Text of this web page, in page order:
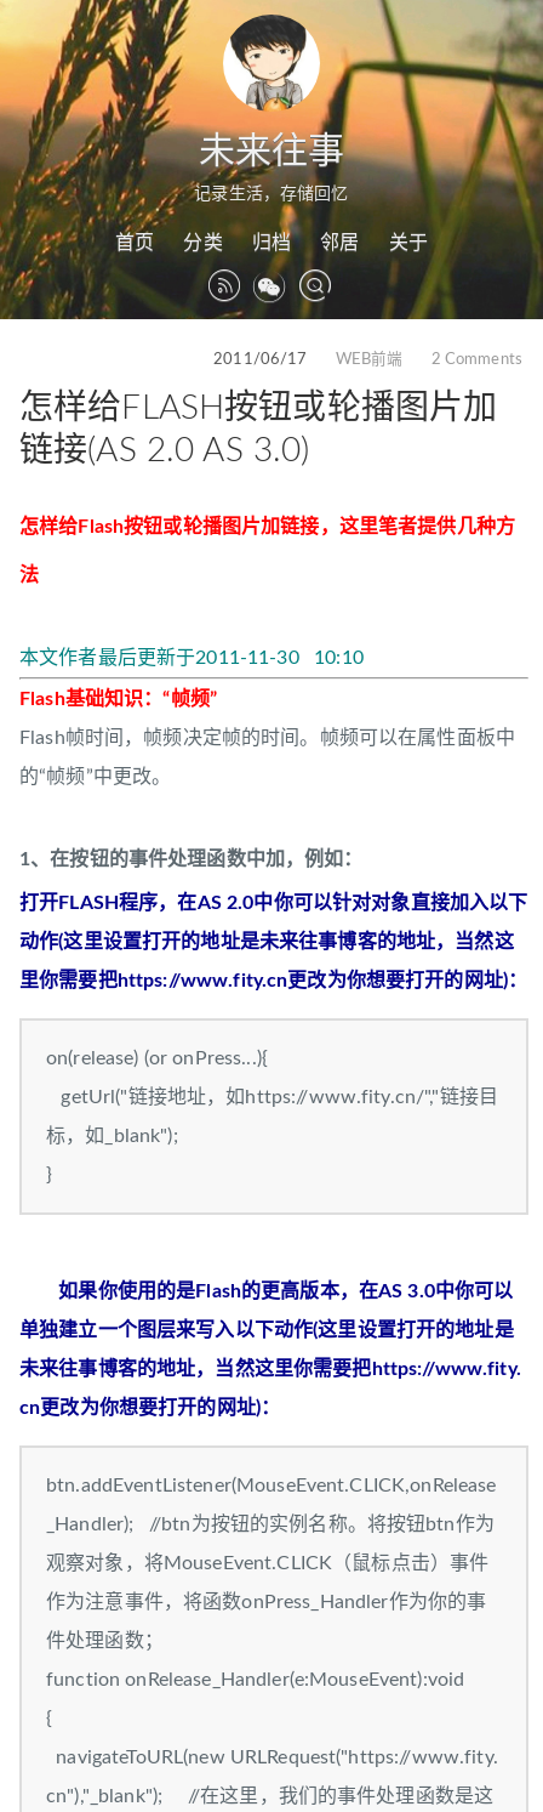
未来往事
记录生活，存储回忆
首页 分类 归档 邻居 关于
2011/06/17 WEB前端 2 Comments
怎样给FLASH按钮或轮播图片加
链接(AS 2.0 AS 3.0)
怎样给Flash按钮或轮播图片加链接，这里笔者提供几种方
法
本文作者最后更新于2011-11-30 10:10
Flash基础知识：“帧频”
Flash帧时间，帧频决定帧的时间。帧频可以在属性面板中
的“帧频”中更改。
1、在按钮的事件处理函数中加，例如：
打开FLASH程序，在AS 2.0中你可以针对对象直接加入以下
动作(这里设置打开的地址是未来往事博客的地址，当然这
里你需要把https://www.fity.cn更改为你想要打开的网址)：
on(release) (or onPress...){
getUrl("链接地址，如https://www.fity.cn/","链接目
标，如_blank");
}
如果你使用的是Flash的更高版本，在AS 3.0中你可以
单独建立一个图层来写入以下动作(这里设置打开的地址是
未来往事博客的地址，当然这里你需要把https://www.fity.
cn更改为你想要打开的网址)：
btn.addEventListener(MouseEvent.CLICK,onRelease
_Handler); //btn为按钮的实例名称。将按钮btn作为
观察对象，将MouseEvent.CLICK（鼠标点击）事件
作为注意事件，将函数onPress_Handler作为你的事
件处理函数；
function onRelease_Handler(e:MouseEvent):void
{
navigateToURL(new URLRequest("https://www.fity.
cn"),"_blank"); //在这里，我们的事件处理函数是这